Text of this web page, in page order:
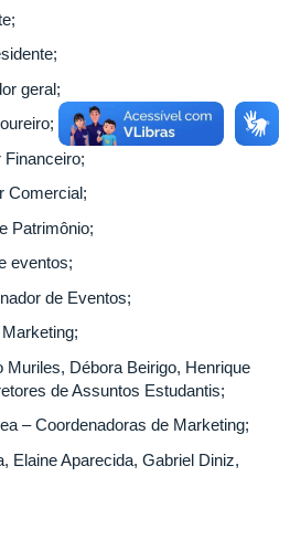
geral;
Comercial;
Patrimônio;
eventos;
de Eventos;
Muriles, Débora Beirigo, Henrique
de Assuntos Estudantis;
– Coordenadoras de Marketing;
Elaine Aparecida, Gabriel Diniz,